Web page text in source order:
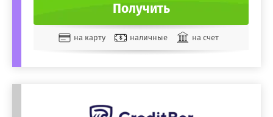
Получить
на карту наличные на счет